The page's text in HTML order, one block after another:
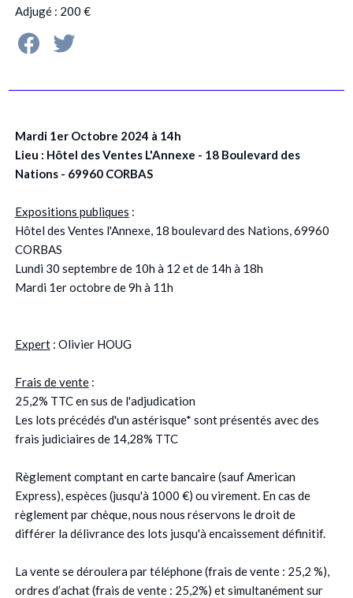
Adjugé : 200 €
Mardi 1er Octobre 2024 à 14h
Lieu : Hôtel des Ventes L'Annexe - 18 Boulevard des
Nations - 69960 CORBAS
Expositions publiques :
Hôtel des Ventes l'Annexe, 18 boulevard des Nations, 69960
CORBAS
Lundi 30 septembre de 10h à 12 et de 14h à 18h
Mardi 1er octobre de 9h à 11h
Expert: Olivier HOUG
Frais de vente:
25,2% TTC en sus de l'adjudication
Les lots précédés d'un astérisque* sont présentés avec des
frais judiciaires de 14,28% TTC
Règlement comptant en carte bancaire (sauf American
Express), espèces (jusqu'à 1000 €) ou virement. En cas de
règlement par chèque, nous nous réservons le droit de
différer la délivrance des lots jusqu'à encaissement définitif.
La vente se déroulera par téléphone (frais de vente : 25,2 %),
ordres d’achat (frais de vente : 25,2%) et simultanément sur